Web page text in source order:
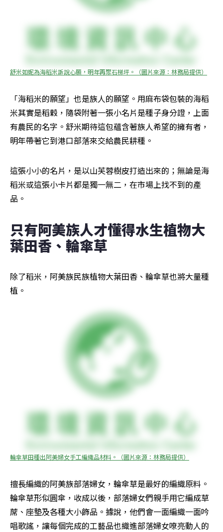
舒米如妮為海稻米訴說心願，明年再聚石梯坪。（圖片來源：林務局提供）
「海稻米的願望」也是族人的願望。用麻布袋包裝的海稻
米其實是稻穀，隨袋附著一張小名片是種子身分證，上面
有農民的名字。舒米期待這包蘊含著族人希望的擁有者，
明年帶著它到港口部落來交給農民耕種。
這張小小的名片，是以山芙蓉樹皮打造出來的；無論是海
稻米或這張小卡片都是獨一無二，在市場上找不到的產
品。
只有阿美族人才懂得水生植物大
葉田香、輪傘草
除了稻米，阿美族民族植物大葉田香、輪傘草也將大量種
植。
輪傘草田種出阿美婦女手工編織品材料。（圖片來源：林務局提供）
擅長編織的阿美族部落婦女，輪傘草是最好的編織原料。
輪傘草形似圓傘，收成以後，部落婦女們親手用它編成草
蓆、座墊及各種大小飾品。據說，他們會一面編織一面吟
唱歌謠，讓每個完成的工藝品也織進部落婦女嘹亮動人的